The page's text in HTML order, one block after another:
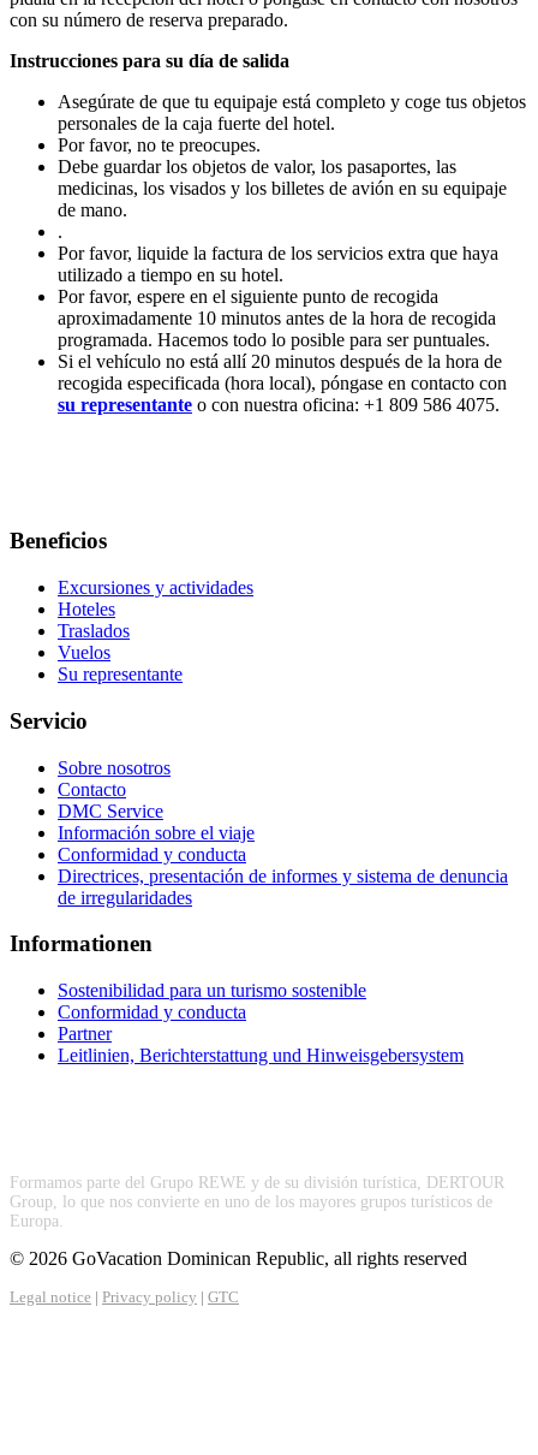
con su número de reserva preparado.
Instrucciones para su día de salida
Asegúrate de que tu equipaje está completo y coge tus objetos
personales de la caja fuerte del hotel.
Por favor, no te preocupes.
Debe guardar los objetos de valor, los pasaportes, las
medicinas, los visados y los billetes de avión en su equipaje
de mano.
.
Por favor, liquide la factura de los servicios extra que haya
utilizado a tiempo en su hotel.
Por favor, espere en el siguiente punto de recogida
aproximadamente 10 minutos antes de la hora de recogida
programada. Hacemos todo lo posible para ser puntuales.
Si el vehículo no está allí 20 minutos después de la hora de
recogida especificada (hora local), póngase en contacto con
su representante o con nuestra oficina: +1 809 586 4075.
Beneficios
Excursiones y actividades
Hoteles
Traslados
Vuelos
Su representante
Servicio
Sobre nosotros
Contacto
DMC Service
Información sobre el viaje
Conformidad y conducta
Directrices, presentación de informes y sistema de denuncia
de irregularidades
Informationen
Sostenibilidad para un turismo sostenible
Conformidad y conducta
Partner
Leitlinien, Berichterstattung und Hinweisgebersystem
Formamos parte del Grupo REWE y de su división turística, DERTOUR
Group, lo que nos convierte en uno de los mayores grupos turísticos de
Europa.
© 2026 GoVacation Dominican Republic, all rights reserved
Legal notice | Privacy policy | GTC